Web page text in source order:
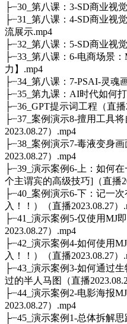
├┈30_第八课：3-SD商业视
├┈31_第八课：4-SD商业视
流展示.mp4
├┈32_第八课：5-SD商业视
├┈33_第八课：6-电商场景
力】.mp4
├┈34_第八课：7-PSAI-灵魂
├┈35_第九课：AI时代如何
├┈36_GPT提示词工程（直播
├┈37_案例演示8-擅用工具
2023.08.27）.mp4
├┈38_案例演示7-毒液变身
2023.08.27）.mp4
├┈39_演示案例6-上：如何
个主谓宾的高级技巧]（直播
├┈40_案例演示6-下：记一
入！！）（直播2023.08.27）
├┈41_演示案例5-仅使用MJ
2023.08.27）.mp4
├┈42_演示案例4-如何使用
入！！）（直播2023.08.27）
├┈43_演示案例3-如何通过
过的半人马图（直播
├┈44_演示案例2-电影海报
2023.08.27）.mp4
├┈45_演示案例1-总体拆解